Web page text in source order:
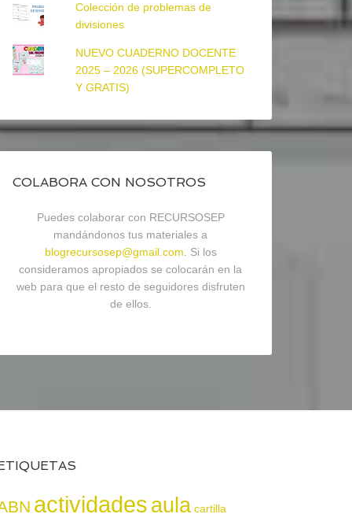
Colección de problemas de
divisiones
NUEVO CUADERNO DOCENTE
2025 – 2026 (SUPERCOMPLETO
Y GRATIS)
COLABORA CON NOSOTROS
Puedes colaborar con RECURSOSEP
mandándonos tus materiales a
blogrecursosep@gmail.com . Si los
consideramos apropiados se colocarán en la
web para que el resto de seguidores disfruten
de ellos.
actividadesaula cartilla